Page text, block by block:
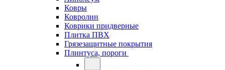
Ковры
Ковролин
Коврики придверные
Плитка ПВХ
Грязезащитные покрытия
Плинтуса, пороги